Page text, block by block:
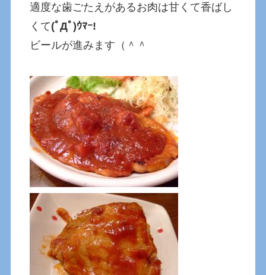
適度な歯ごたえがあるお肉は甘くて香ばし
くて(ﾟДﾟ)ｳﾏｰ!
ビールが進みます（＾＾